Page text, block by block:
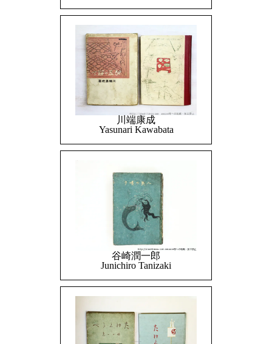
川端康成
Yasunari Kawabata
谷崎潤一郎
Junichiro Tanizaki